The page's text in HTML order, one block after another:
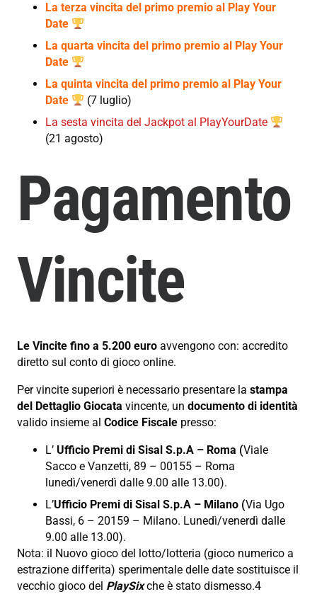
La terza vincita del primo premio al Play Your
Date
La quarta vincita del primo premio al Play Your
Date
La quinta vincita del primo premio al Play Your
Date
(7 luglio)
La sesta vincita del Jackpot al PlayYourDate
(21 agosto)
Pagamento
Vincite
Le Vincite fino a 5.200 euro avvengono con: accredito
diretto sul conto di gioco online.
Per vincite superiori è necessario presentare la stampa
del Dettaglio Giocata vincente, un documento di identità
valido insieme al Codice Fiscale presso:
L’ Ufficio Premi di Sisal S.p.A – Roma (Viale
Sacco e Vanzetti, 89 – 00155 – Roma
lunedì/venerdì dalle 9.00 alle 13.00).
L’Ufficio Premi di Sisal S.p.A – Milano (Via Ugo
Bassi, 6 – 20159 – Milano. Lunedì/venerdì dalle
9.00 alle 13.00).
Nota: il Nuovo gioco del lotto/lotteria (gioco numerico a
estrazione differita) sperimentale delle date sostituisce il
vecchio gioco del PlaySixche è stato dismesso.4